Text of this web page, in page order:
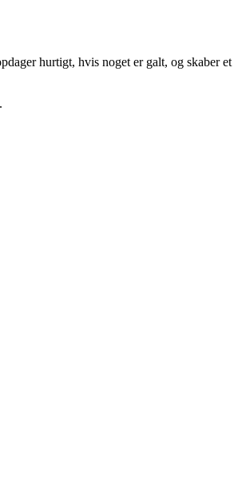
hurtigt, hvis noget er galt, og skaber et